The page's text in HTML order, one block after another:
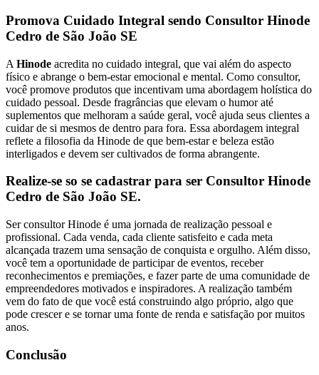
Promova Cuidado Integral sendo Consultor Hinode
Cedro de São João SE
A Hinode acredita no cuidado integral, que vai além do aspecto
físico e abrange o bem-estar emocional e mental. Como consultor,
você promove produtos que incentivam uma abordagem holística do
cuidado pessoal. Desde fragrâncias que elevam o humor até
suplementos que melhoram a saúde geral, você ajuda seus clientes a
cuidar de si mesmos de dentro para fora. Essa abordagem integral
reflete a filosofia da Hinode de que bem-estar e beleza estão
interligados e devem ser cultivados de forma abrangente.
Realize-se so se cadastrar para ser Consultor Hinode
Cedro de São João SE.
Ser consultor Hinode é uma jornada de realização pessoal e
profissional. Cada venda, cada cliente satisfeito e cada meta
alcançada trazem uma sensação de conquista e orgulho. Além disso,
você tem a oportunidade de participar de eventos, receber
reconhecimentos e premiações, e fazer parte de uma comunidade de
empreendedores motivados e inspiradores. A realização também
vem do fato de que você está construindo algo próprio, algo que
pode crescer e se tornar uma fonte de renda e satisfação por muitos
anos.
Conclusão